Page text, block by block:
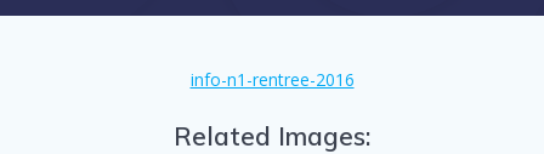
info-n1-rentree-2016
Related Images: